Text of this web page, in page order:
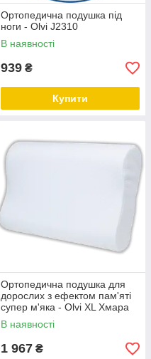
Ортопедична подушка під
ноги - Olvi J2310
В наявності
939 ₴
Купити
Ортопедична подушка для
дорослих з ефектом пам'яті
супер м'яка - Olvi XL Хмара
J2526
В наявності
1 967 ₴